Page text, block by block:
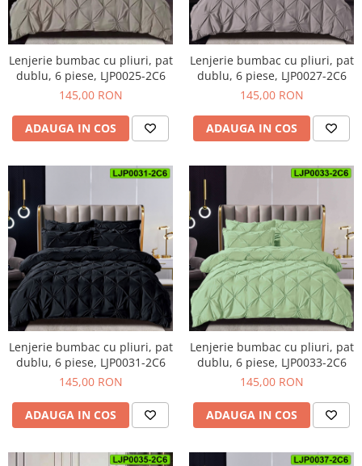
Lenjerie bumbac cu pliuri, pat
dublu, 6 piese, LJP0025-2C6
145,00 RON
ADAUGA IN COS
Lenjerie bumbac cu pliuri, pat
dublu, 6 piese, LJP0027-2C6
145,00 RON
ADAUGA IN COS
Lenjerie bumbac cu pliuri, pat
dublu, 6 piese, LJP0031-2C6
145,00 RON
ADAUGA IN COS
Lenjerie bumbac cu pliuri, pat
dublu, 6 piese, LJP0033-2C6
145,00 RON
ADAUGA IN COS